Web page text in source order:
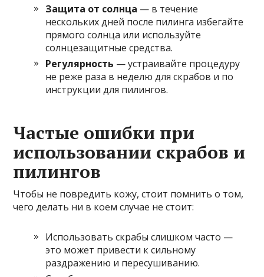
Защита от солнца — в течение
нескольких дней после пилинга избегайте
прямого солнца или используйте
солнцезащитные средства.
Регулярность — устраивайте процедуру
не реже раза в неделю для скрабов и по
инструкции для пилингов.
Частые ошибки при
использовании скрабов и
пилингов
Чтобы не повредить кожу, стоит помнить о том,
чего делать ни в коем случае не стоит:
Использовать скрабы слишком часто —
это может привести к сильному
раздражению и пересушиванию.